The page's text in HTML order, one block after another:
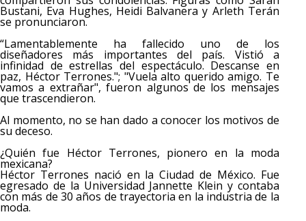
Bustani, Eva Hughes, Heidi Balvanera y Arleth Terán
se pronunciaron.
“Lamentablemente ha fallecido uno de los
diseñadores más importantes del país. Vistió a
infinidad de estrellas del espectáculo. Descanse en
paz, Héctor Terrones."; "Vuela alto querido amigo. Te
vamos a extrañar", fueron algunos de los mensajes
que trascendieron.
Al momento, no se han dado a conocer los motivos de
su deceso.
¿Quién fue Héctor Terrones, pionero en la moda
mexicana?
Héctor Terrones nació en la Ciudad de México. Fue
egresado de la Universidad Jannette Klein y contaba
con más de 30 años de trayectoria en la industria de la
moda.